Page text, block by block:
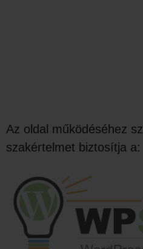
Az oldal működéséhez
szakértelmet biztosítja a: